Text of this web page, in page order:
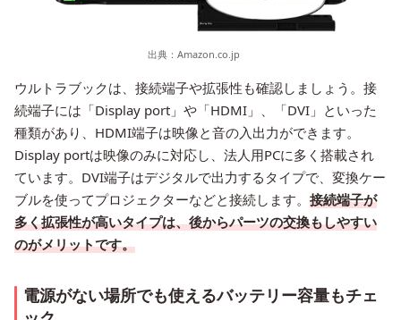
出典： Amazon.co.jp
ウルトラブックは、接続端子や拡張性も確認しましょう。接
続端子には「Display port」や「HDMI」、「DVI」といった
種類があり、HDMI端子は映像と音の入出力ができます。
Display portは映像のみに対応し、法人用PCに多く搭載され
ています。DVI端子はデジタルで出力するタイプで、変換ケー
ブルを使ってプロジェクターなどと接続します。 接続端子が
多く拡張性が高いタイプは、後からパーツの交換もしやすい
のがメリットです。
電源がない場所でも使えるバッテリー容量もチェ